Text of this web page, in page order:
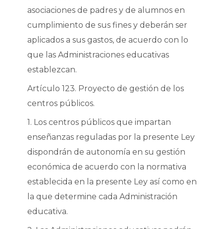
asociaciones de padres y de alumnos en
cumplimiento de sus fines y deberán ser
aplicados a sus gastos, de acuerdo con lo
que las Administraciones educativas
establezcan.
Artículo 123. Proyecto de gestión de los
centros públicos.
1. Los centros públicos que impartan
enseñanzas reguladas por la presente Ley
dispondrán de autonomía en su gestión
económica de acuerdo con la normativa
establecida en la presente Ley así como en
la que determine cada Administración
educativa.